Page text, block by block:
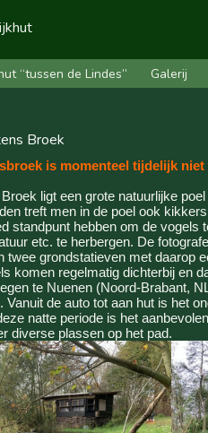
“tussen de Lindes” Galerij
Broek
is momenteel tijdelijk niet
ligt een grote natuurlijke
treft men in de poel ook
standpunt hebben om de
etc. te herbergen. De
twee grondstatieven met daarop
komen regelmatig dichterbij en
te Nuenen (Noord-Brabant,
Vanuit de auto tot aan hut is het
natte periode is het
diverse plassen op het pad.